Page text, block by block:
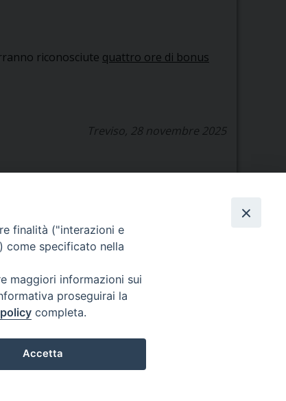
riconosciute quattro ore di bonus
Treviso, 28 novembre 2025
finalità ("interazioni e
come specificato nella
maggiori informazioni sui
proseguirai la
completa.
Accetta